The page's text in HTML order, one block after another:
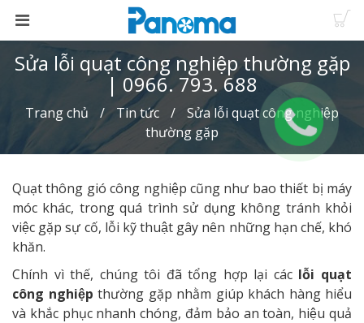
Sửa lỗi quạt công nghiệp thường gặp
| 0966. 793. 688
Trang chủ Tin tức
Sửa lỗi quạt công nghiệp
thường gặp
Quạt thông gió công nghiệp cũng như bao thiết bị máy
móc khác, trong quá trình sử dụng không tránh khỏi
việc gặp sự cố, lỗi kỹ thuật gây nên những hạn chế, khó
khăn.
Chính vì thế, chúng tôi đã tổng hợp lại các lỗi quạt
công nghiệp thường gặp nhằm giúp khách hàng hiểu
và khắc phục nhanh chóng, đảm bảo an toàn, hiệu quả